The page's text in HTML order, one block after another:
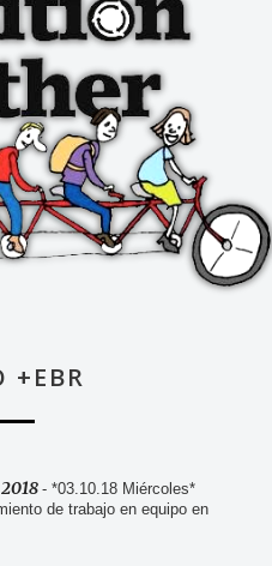
+EBR
- *03.10.18 Miércoles*
de trabajo en equipo en